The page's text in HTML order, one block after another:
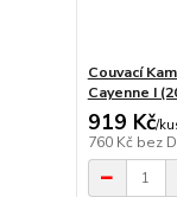
Couvací
Cayenne I
919 Kč/
760 Kč bez